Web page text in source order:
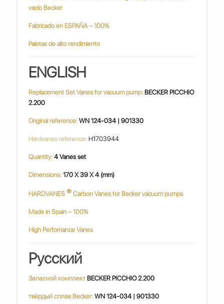
vacío Becker
Fabricado en ESPAÑA – 100%
Paletas de alto rendimiento
ENGLISH
Replacement Set Vanes for vacuum pump: BECKER PICCHIO
2.200
Original reference:WN 124-034 | 901330
Hardvanes reference: H1703944
Quantity: 4 Vanes set
Dimensions:170 X 39 X 4 (mm)
HARDVANES ® Carbon Vanes for Becker vacuum pumps
Made in Spain – 100%
High Perfomance Vanes
Русский
Запасной комплект BECKER PICCHIO 2.200
твёрдый сплав Becker: WN 124-034 | 901330